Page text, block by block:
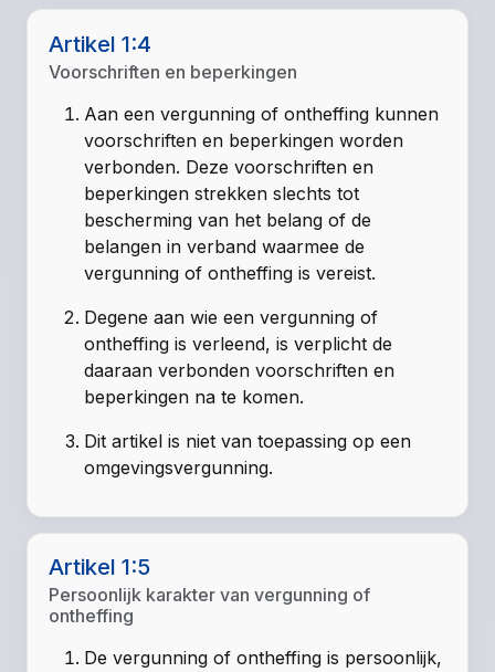
Artikel 1:4
Voorschriften en beperkingen
Aan een vergunning of ontheffing kunnen
voorschriften en beperkingen worden
verbonden. Deze voorschriften en
beperkingen strekken slechts tot
bescherming van het belang of de
belangen in verband waarmee de
vergunning of ontheffing is vereist.
Degene aan wie een vergunning of
ontheffing is verleend, is verplicht de
daaraan verbonden voorschriften en
beperkingen na te komen.
Dit artikel is niet van toepassing op een
omgevingsvergunning.
Artikel 1:5
Persoonlijk karakter van vergunning of
ontheffing
De vergunning of ontheffing is persoonlijk,